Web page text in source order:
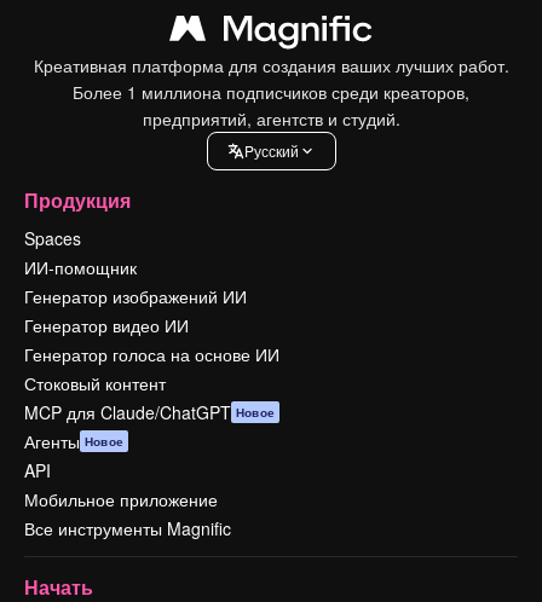
Креативная платформа для создания ваших лучших работ.
Более 1 миллиона подписчиков среди креаторов,
предприятий, агентств и студий.
Pусский
Продукция
Spaces
ИИ-помощник
Генератор изображений ИИ
Генератор видео ИИ
Генератор голоса на основе ИИ
Стоковый контент
MCP для Claude/ChatGPT Новое
Агенты Новое
API
Мобильное приложение
Все инструменты Magnific
Начать